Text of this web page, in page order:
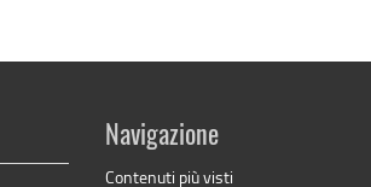
Navigazione
Contenuti più visti